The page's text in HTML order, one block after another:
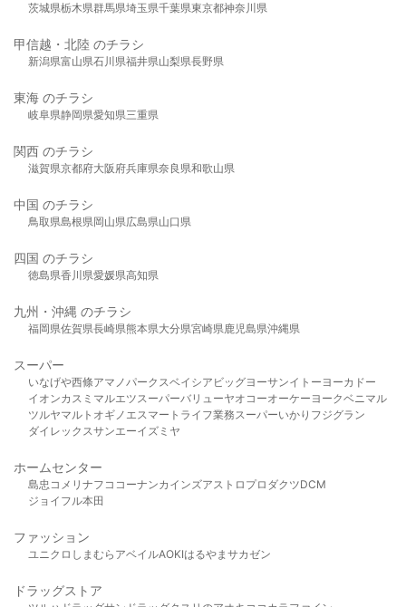
茨城県栃木県群馬県埼玉県千葉県東京都神奈川県
甲信越・北陸 のチラシ
新潟県富山県石川県福井県山梨県長野県
東海 のチラシ
岐阜県静岡県愛知県三重県
関西 のチラシ
滋賀県京都府大阪府兵庫県奈良県和歌山県
中国 のチラシ
鳥取県島根県岡山県広島県山口県
四国 のチラシ
徳島県香川県愛媛県高知県
九州・沖縄 のチラシ
福岡県佐賀県長崎県熊本県大分県宮崎県鹿児島県沖縄県
スーパー
いなげや西條アマノパークスベイシア ビッグヨーサンイトーヨーカドー
イオンカスミ マルエツスーパーバリューヤオコーオーケー ヨークベニマル
ツルヤマルト オギノ エスマート ライフ業務スーパーいかり フジグラン
ダイレックスサンエーイズミヤ
ホームセンター
島忠 コメリ ナフコ コーナンカインズアストロプロダクツDCM
ジョイフル本田
ファッション
ユニクロ しまむら アベイルAOKIはるやま サカゼン
ドラッグストア